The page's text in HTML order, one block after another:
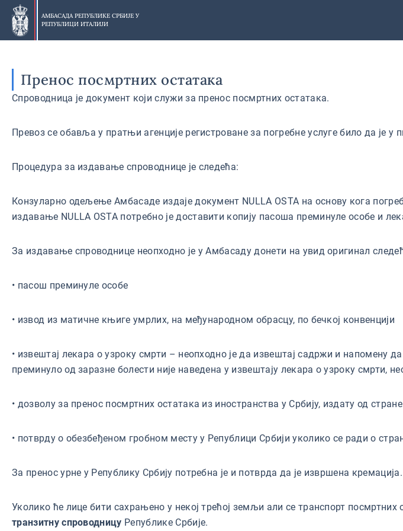
Прескочи
главни
део
АМБАСАДА РЕПУБЛИКЕ СРБИЈЕ У
РЕПУБЛИЦИ ИТАЛИЈИ
Пренос посмртних остатака
Спроводница је документ који служи за пренос посмртних остатака.
Превоз се обавља у пратњи агенције регистроване за погребне услуге било да је у
Процедура за издавање спроводнице је следећа:
Конзуларно одељење Амбасаде издаје документ NULLA OSTA на основу кога
издавање NULLA OSTA потребно је доставити копију пасоша преминуле особе и
За издавање спроводнице неопходно је у Амбасаду донети на увид оригинал
• пасош преминуле особе
• извод из матичне књиге умрлих, на међународном обрасцу, по бечкој конвенцији
• извештај лекара о узроку смрти – неопходно је да извештај садржи и напомену
преминуло од заразне болести није наведена у извештају лекара о узроку смрти,
• дозволу за пренос посмртних остатака из иностранства у Србију, издату од
• потврду о обезбеђеном гробном месту у Републици Србији уколико се ради о
За пренос урне у Републику Србију потребна је и потврда да је извршена кремација.
Уколико ће лице бити сахрањено у некој трећој земљи али се транспорт
транзитну спроводницу Републике Србије.